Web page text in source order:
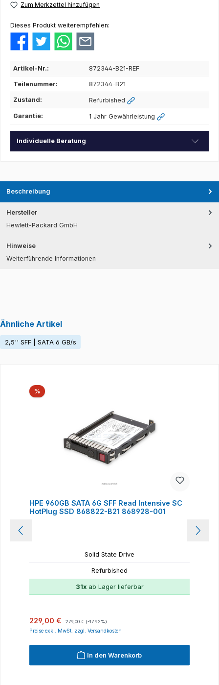
Zum Merkzettel hinzufügen
Dieses Produkt weiterempfehlen:
Artikel-Nr.: 872344-B21-REF
Teilenummer: 872344-B21
Zustand: Refurbished
Garantie: 1 Jahr Gewährleistung
Individuelle Beratung
Beschreibung
Hersteller
Hewlett-Packard GmbH
Hinweise
Weiterführende Informationen
Ähnliche Artikel
2,5'' SFF | SATA 6 GB/s
%Rabatt
HPE 960GB SATA 6G SFF Read Intensive SC
HotPlug SSD 868822-B21 868928-001
Solid State Drive
Refurbished
31xab Lager lieferbar
Verkaufspreis:
229,00 € 279,00 € (-17.92%)
Preise exkl. MwSt. zzgl. Versandkosten
In den Warenkorb